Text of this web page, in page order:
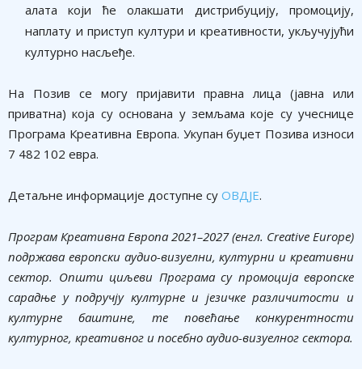
алата који ће олакшати дистрибуцију, промоцију,
наплату и приступ култури и креативности, укључујући
културно насљеђе.
На Позив се могу пријавити правна лица (јавна или
приватна) која су основана у земљама које су учеснице
Програма Креативна Европа. Укупан буџет Позива износи
7 482 102 евра.
Детаљне информације доступне су ОВДЈЕ.
Програм Креативна Европа 2021–2027 (енгл. Creative Europe)
подржава европски аудио-визуелни, културни и креативни
сектор. Општи циљеви Програма су промоција европске
сарадње у подручју културне и језичке различитости и
културне баштине, те повећање конкурентности
културног, креативног и посебно аудио-визуелног сектора.